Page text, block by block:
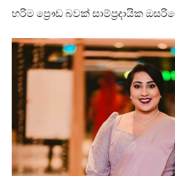
හරිම ප්‍රෞඩ බවක් සාම්ප්‍රදායික